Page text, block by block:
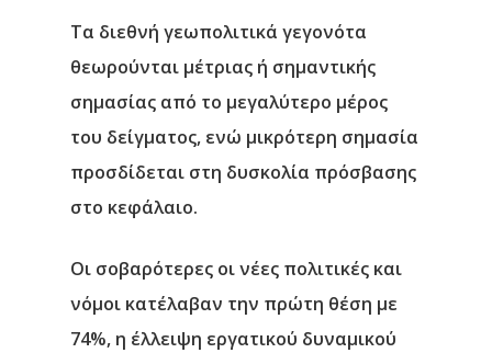
Τα διεθνή γεωπολιτικά γεγονότα
θεωρούνται μέτριας ή σημαντικής
σημασίας από το μεγαλύτερο μέρος
του δείγματος, ενώ μικρότερη σημασία
προσδίδεται στη δυσκολία πρόσβασης
στο κεφάλαιο.
Οι σοβαρότερες οι νέες πολιτικές και
νόμοι κατέλαβαν την πρώτη θέση με
74%, η έλλειψη εργατικού δυναμικού